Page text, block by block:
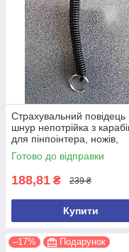
Страхувальний повідець
шнур непотрійка з
для пінпоінтера, ножів,
ліхтарів, рацій, ключів
Готово до відправки
188,81 ₴ 239 ₴
Купити
–17% Подарунок